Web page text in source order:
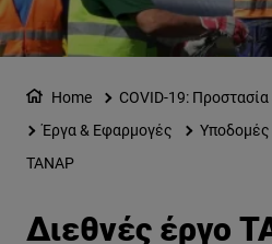
Home
COVID-19:
Έργα & Εφαρμογές
Υποδομές
TANAP
Διεθνές έργο